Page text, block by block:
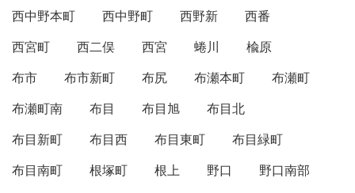
西中野本町
西中野町 西野新
西番
西宮町
西二俣 西宮 蜷川
楡原
布市
布市新町 布尻 布瀬本町
布瀬町
布瀬町南
布目 布目旭
布目北
布目新町
布目西 布目東町
布目緑町
布目南町
根塚町 根上 野口
野口南部